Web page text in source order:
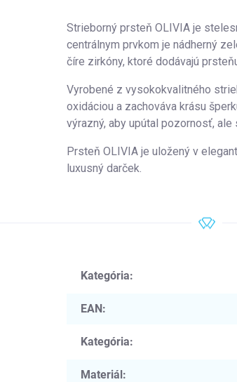
Strieborný prsteň OLIVIA je
centrálnym prvkom je nádherný
číre zirkóny, ktoré dodávajú
Vyrobené z vysokokvalitného
oxidáciou a zachováva krásu
výrazný, aby upútal pozornosť,
Prsteň OLIVIA je uložený v
luxusný darček.
Kategória:
EAN:
Kategória:
Materiál: